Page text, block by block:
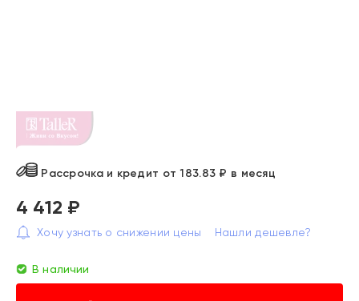
Рассрочка и кредит от 183.83 ₽ в месяц
4 412 ₽
Хочу узнать о снижении цены Нашли дешевле?
В наличии